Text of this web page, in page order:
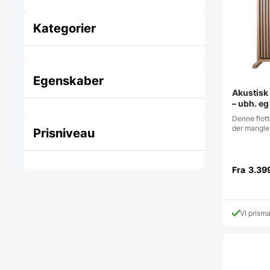
Kategorier
Egenskaber
Prisniveau
Akustisk
– ubh. eg
Denne
der
Fra
Vi